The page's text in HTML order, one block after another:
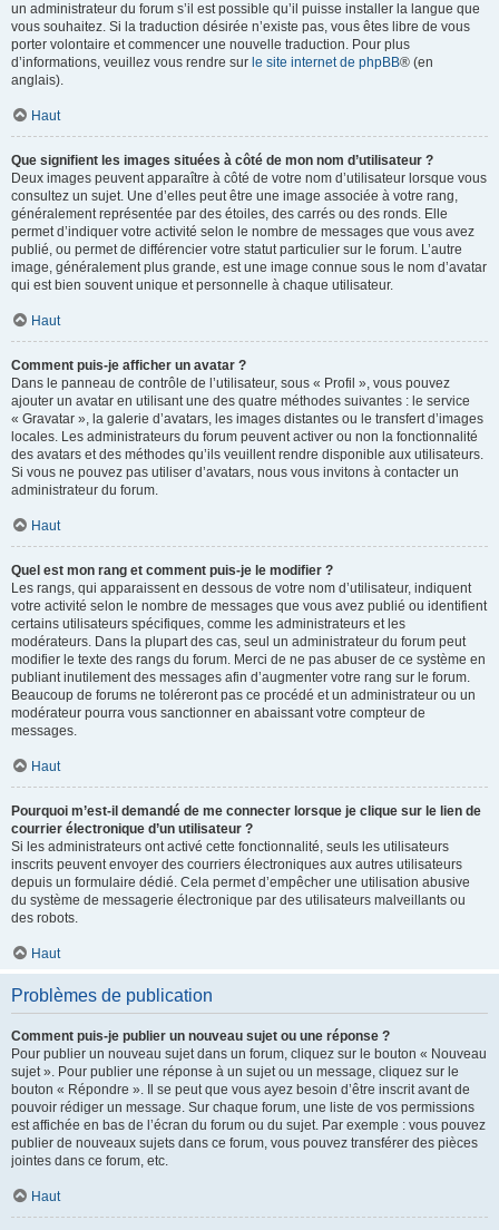
un administrateur du forum s’il est possible qu’il puisse installer la langue que
vous souhaitez. Si la traduction désirée n’existe pas, vous êtes libre de vous
porter volontaire et commencer une nouvelle traduction. Pour plus
d’informations, veuillez vous rendre sur le site internet de phpBB® (en
anglais).
Haut
Que signifient les images situées à côté de mon nom d’utilisateur ?
Deux images peuvent apparaître à côté de votre nom d’utilisateur lorsque vous
consultez un sujet. Une d’elles peut être une image associée à votre rang,
généralement représentée par des étoiles, des carrés ou des ronds. Elle
permet d’indiquer votre activité selon le nombre de messages que vous avez
publié, ou permet de différencier votre statut particulier sur le forum. L’autre
image, généralement plus grande, est une image connue sous le nom d’avatar
qui est bien souvent unique et personnelle à chaque utilisateur.
Haut
Comment puis-je afficher un avatar ?
Dans le panneau de contrôle de l’utilisateur, sous « Profil », vous pouvez
ajouter un avatar en utilisant une des quatre méthodes suivantes : le service
« Gravatar », la galerie d’avatars, les images distantes ou le transfert d’images
locales. Les administrateurs du forum peuvent activer ou non la fonctionnalité
des avatars et des méthodes qu’ils veuillent rendre disponible aux utilisateurs.
Si vous ne pouvez pas utiliser d’avatars, nous vous invitons à contacter un
administrateur du forum.
Haut
Quel est mon rang et comment puis-je le modifier ?
Les rangs, qui apparaissent en dessous de votre nom d’utilisateur, indiquent
votre activité selon le nombre de messages que vous avez publié ou identifient
certains utilisateurs spécifiques, comme les administrateurs et les
modérateurs. Dans la plupart des cas, seul un administrateur du forum peut
modifier le texte des rangs du forum. Merci de ne pas abuser de ce système en
publiant inutilement des messages afin d’augmenter votre rang sur le forum.
Beaucoup de forums ne toléreront pas ce procédé et un administrateur ou un
modérateur pourra vous sanctionner en abaissant votre compteur de
messages.
Haut
Pourquoi m’est-il demandé de me connecter lorsque je clique sur le lien de
courrier électronique d’un utilisateur ?
Si les administrateurs ont activé cette fonctionnalité, seuls les utilisateurs
inscrits peuvent envoyer des courriers électroniques aux autres utilisateurs
depuis un formulaire dédié. Cela permet d’empêcher une utilisation abusive
du système de messagerie électronique par des utilisateurs malveillants ou
des robots.
Haut
Problèmes de publication
Comment puis-je publier un nouveau sujet ou une réponse ?
Pour publier un nouveau sujet dans un forum, cliquez sur le bouton « Nouveau
sujet ». Pour publier une réponse à un sujet ou un message, cliquez sur le
bouton « Répondre ». Il se peut que vous ayez besoin d’être inscrit avant de
pouvoir rédiger un message. Sur chaque forum, une liste de vos permissions
est affichée en bas de l’écran du forum ou du sujet. Par exemple : vous pouvez
publier de nouveaux sujets dans ce forum, vous pouvez transférer des pièces
jointes dans ce forum, etc.
Haut